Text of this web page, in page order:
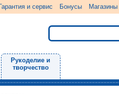
Гарантия и сервис Бонусы Магазины
Рукоделие и
творчество